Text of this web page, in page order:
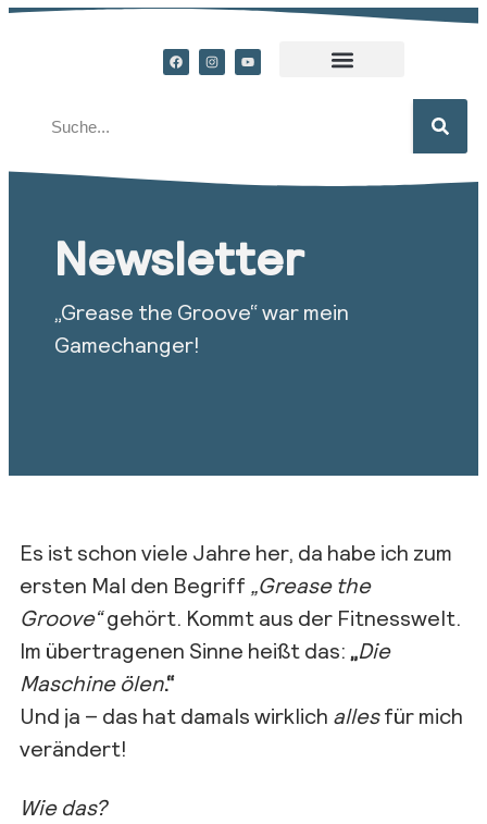
Newsletter
„Grease the Groove“ war mein
Gamechanger!
Es ist schon viele Jahre her, da habe ich zum
ersten Mal den Begriff „Grease the
Groove“gehört. Kommt aus der Fitnesswelt.
Im übertragenen Sinne heißt das: „Die
Maschine ölen.“
Und ja – das hat damals wirklich allesfür mich
verändert!
Wie das?